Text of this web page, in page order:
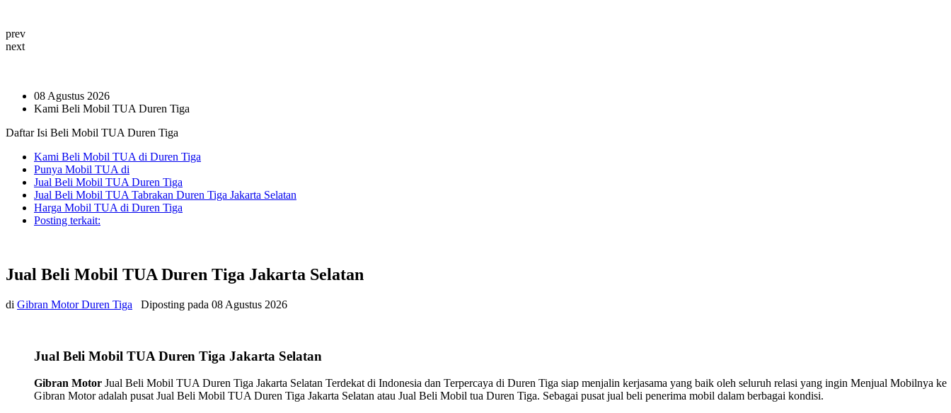
prev
next
08 Agustus 2026
Kami Beli Mobil TUA Duren Tiga
Daftar Isi Beli Mobil TUA Duren Tiga
Kami Beli Mobil TUA di Duren Tiga
Punya Mobil TUA di
Jual Beli Mobil TUA Duren Tiga
Jual Beli Mobil TUA Tabrakan Duren Tiga Jakarta Selatan
Harga Mobil TUA di Duren Tiga
Posting terkait:
Jual Beli Mobil TUA Duren Tiga Jakarta Selatan
di Gibran Motor Duren Tiga Diposting pada 08 Agustus 2026
Jual Beli Mobil TUA Duren Tiga Jakarta Selatan
Gibran Motor Jual Beli Mobil TUA Duren Tiga Jakarta Selatan Terdekat di Indonesia dan Terpercaya di Duren Tiga siap menjalin kerjasama yang baik oleh seluruh relasi yang ingin Menjual Mobilnya ke
Gibran Motor adalah pusat Jual Beli Mobil TUA Duren Tiga Jakarta Selatan atau Jual Beli Mobil tua Duren Tiga. Sebagai pusat jual beli penerima mobil dalam berbagai kondisi.